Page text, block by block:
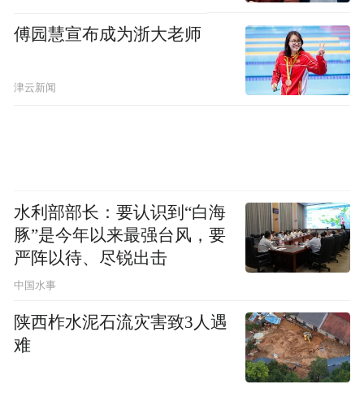
“浙BA”在大部分商场“火”出圈背后，体现了
等多元场景，推动“单一观赛”向“全域消费”
转变，将球赛带来的短暂激情转化为持续的
夜间消费盛宴。
傅园慧宣布成为浙大老师
津云新闻
水利部部长：要认识到“白海
豚”是今年以来最强台风，要
严阵以待、尽锐出击
中国水事
陕西柞水泥石流灾害致3人遇
难